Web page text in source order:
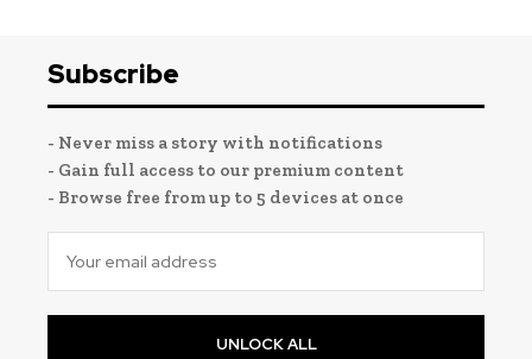
Subscribe
- Never miss a story with notifications
- Gain full access to our premium content
- Browse free from up to 5 devices at once
UNLOCK ALL